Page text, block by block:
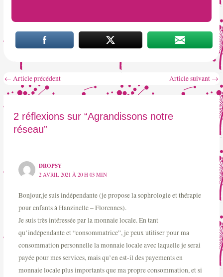
Navigation
des
← Article précédent Article suivant →
2 réflexions sur “Agrandissons notre
réseau”
DROPSY
2 AVRIL 2021 À 20 H 03 MIN
Bonjour,je suis indépendante (je propose la sophrologie et thérapie
pour enfants à Hanzinelle – Florennes).
Je suis très intéressée par la monnaie locale. En tant
qu’indépendante et “consommatrice”, je peux utiliser pour ma
consommation personnelle la monnaie locale avec laquelle je serai
payée pour mes services, mais qu’en est-il des payements en
monnaie locale plus importants que ma propre consommation, et si